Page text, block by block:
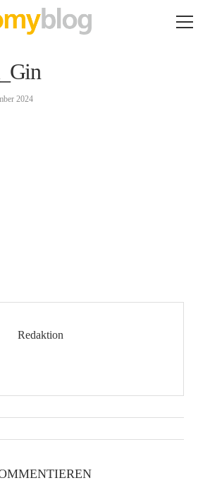
2024
Redaktion